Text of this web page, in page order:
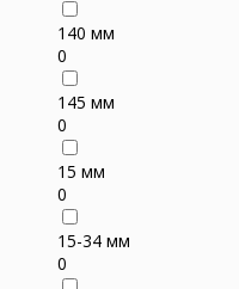
140 мм
0
145 мм
0
15 мм
0
15-34 мм
0